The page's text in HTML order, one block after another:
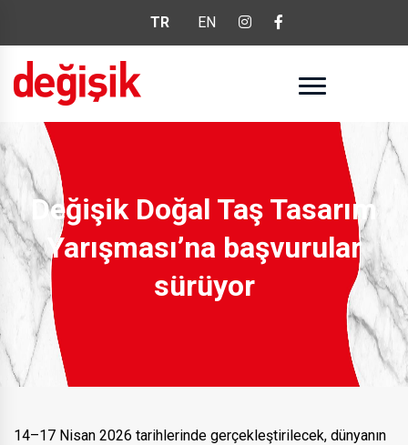
TR EN
Değişik Doğal Taş Tasarım
Yarışması’na başvurular
sürüyor
14–17 Nisan 2026 tarihlerinde gerçekleştirilecek, dünyanın